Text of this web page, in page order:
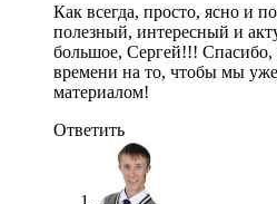
Как всегда, просто, ясно и
полезный, интересный и
большое, Сергей!!! Спасибо,
времени на то, чтобы мы
материалом!
Ответить